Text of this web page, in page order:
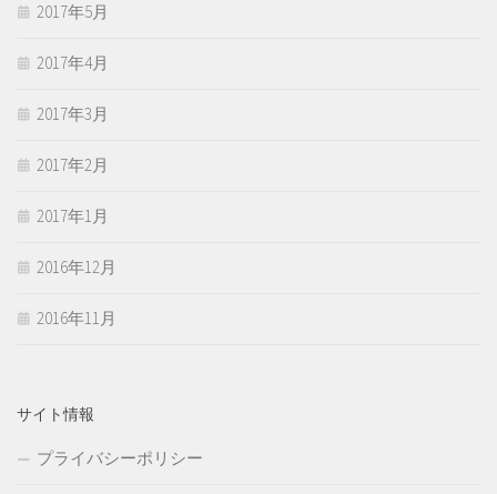
2017年5月
2017年4月
2017年3月
2017年2月
2017年1月
2016年12月
2016年11月
サイト情報
プライバシーポリシー